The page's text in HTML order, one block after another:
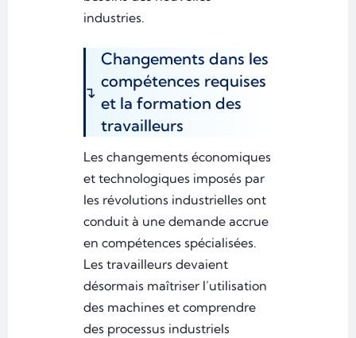
industries.
Changements dans les
compétences requises
et la formation des
travailleurs
Les changements économiques
et technologiques imposés par
les révolutions industrielles ont
conduit à une demande accrue
en compétences spécialisées.
Les travailleurs devaient
désormais maîtriser l’utilisation
des machines et comprendre
des processus industriels